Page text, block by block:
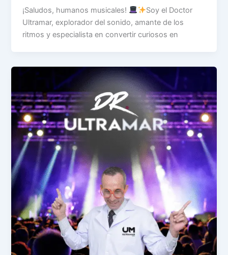
¡Saludos, humanos musicales!
Soy el Doctor
Ultramar, explorador del sonido, amante de los
ritmos y especialista en convertir curiosos en